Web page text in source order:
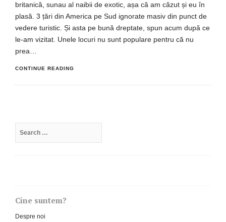
britanică, sunau al naibii de exotic, așa că am căzut și eu în
plasă. 3 țări din America pe Sud ignorate masiv din punct de
vedere turistic. Și asta pe bună dreptate, spun acum după ce
le-am vizitat. Unele locuri nu sunt populare pentru că nu
prea…
CONTINUE READING
for:
Cine suntem?
Despre noi